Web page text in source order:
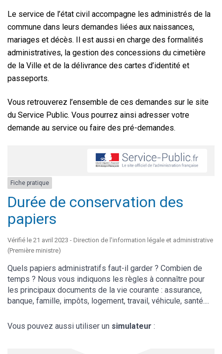
Le service de l’état civil accompagne les administrés de la
commune dans leurs demandes liées aux naissances,
mariages et décès. Il est aussi en charge des formalités
administratives, la gestion des concessions du cimetière
de la Ville et de la délivrance des cartes d’identité et
passeports.
Vous retrouverez l’ensemble de ces demandes sur le site
du Service Public. Vous pourrez ainsi adresser votre
demande au service ou faire des pré-demandes.
Fiche pratique
Durée de conservation des
papiers
Vérifié le 21 avril 2023 - Direction de l'information légale et administrative
(Première ministre)
Quels papiers administratifs faut-il garder ? Combien de
temps ? Nous vous indiquons les règles à connaître pour
les principaux documents de la vie courante : assurance,
banque, famille, impôts, logement, travail, véhicule, santé....
Vous pouvez aussi utiliser un simulateur :